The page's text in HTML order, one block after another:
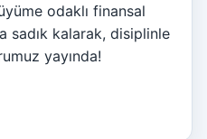
odaklı finansal
sadık kalarak, disiplinle
yayında!